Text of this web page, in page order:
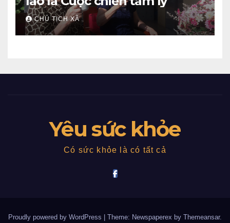
CHỦ TỊCH XÃ
Yêu sức khỏe
Có sức khỏe là có tất cả
Proudly powered by WordPress | Theme: Newspaperex by Themeansar.